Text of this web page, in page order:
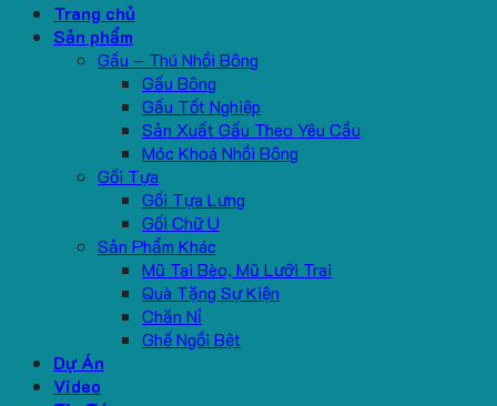
Trang chủ
Sản phẩm
Gấu – Thú Nhồi Bông
Gấu Bông
Gấu Tốt Nghiệp
Sản Xuất Gấu Theo Yêu Cầu
Móc Khoá Nhồi Bông
Gối Tựa
Gối Tựa Lưng
Gối Chữ U
Sản Phẩm Khác
Mũ Tai Bèo, Mũ Lưỡi Trai
Quà Tặng Sự Kiện
Chăn Nỉ
Ghế Ngồi Bệt
Dự Án
Video